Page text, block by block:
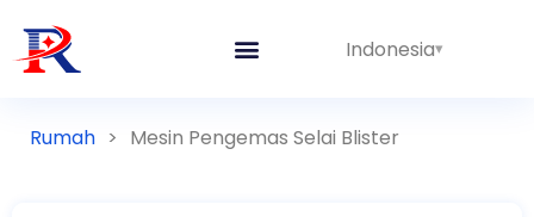
Indonesia
Rumah > Mesin Pengemas Selai Blister